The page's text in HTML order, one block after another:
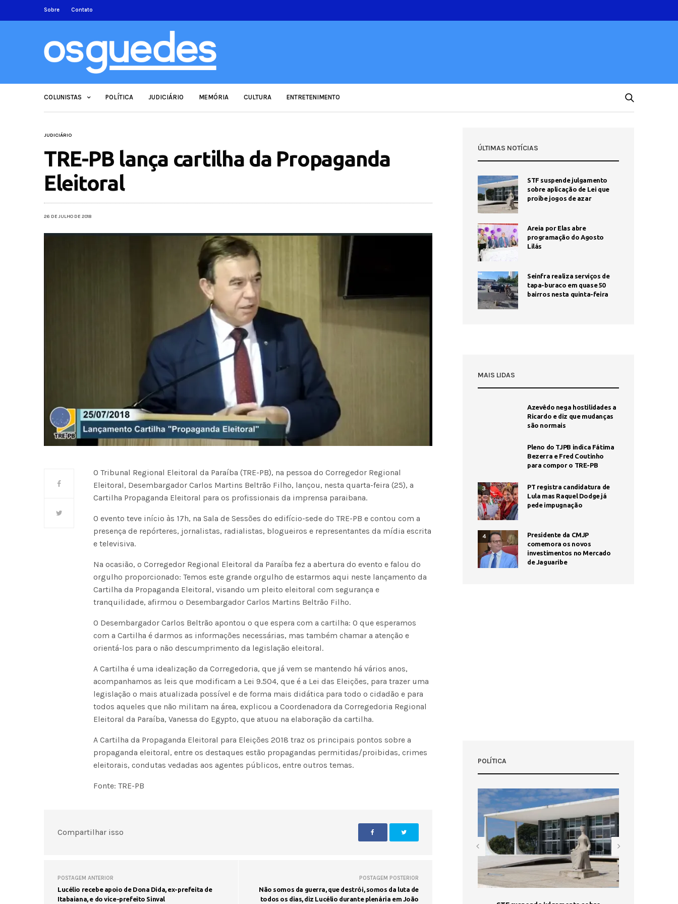
Sobre Contato
COLUNISTAS POLÍTICA JUDICIÁRIO MEMÓRIA CULTURA ENTRETENIMENTO
JUDICIÁRIO
TRE-PB lança cartilha da Propaganda
Eleitoral
26 DE JULHO DE 2018
O Tribunal Regional Eleitoral da Paraíba (TRE-PB), na pessoa do Corregedor Regional
Eleitoral, Desembargador Carlos Martins Beltrão Filho, lançou, nesta quarta-feira (25), a
Cartilha Propaganda Eleitoral para os profissionais da imprensa paraibana.
O evento teve início às 17h, na Sala de Sessões do edifício-sede do TRE-PB e contou com a
presença de repórteres, jornalistas, radialistas, blogueiros e representantes da mídia escrita
e televisiva.
Na ocasião, o Corregedor Regional Eleitoral da Paraíba fez a abertura do evento e falou do
orgulho proporcionado: Temos este grande orgulho de estarmos aqui neste lançamento da
Cartilha da Propaganda Eleitoral, visando um pleito eleitoral com segurança e
tranquilidade, afirmou o Desembargador Carlos Martins Beltrão Filho.
O Desembargador Carlos Beltrão apontou o que espera com a cartilha: O que esperamos
com a Cartilha é darmos as informações necessárias, mas também chamar a atenção e
orientá-los para o não descumprimento da legislação eleitoral.
A Cartilha é uma idealização da Corregedoria, que já vem se mantendo há vários anos,
acompanhamos as leis que modificam a Lei 9.504, que é a Lei das Eleições, para trazer uma
legislação o mais atualizada possível e de forma mais didática para todo o cidadão e para
todos aqueles que não militam na área, explicou a Coordenadora da Corregedoria Regional
Eleitoral da Paraíba, Vanessa do Egypto, que atuou na elaboração da cartilha.
A Cartilha da Propaganda Eleitoral para Eleições 2018 traz os principais pontos sobre a
propaganda eleitoral, entre os destaques estão propagandas permitidas/proibidas, crimes
eleitorais, condutas vedadas aos agentes públicos, entre outros temas.
Fonte: TRE-PB
Compartilhar isso
POSTAGEM ANTERIOR
Lucélio recebe apoio de Dona Dida, ex-prefeita de
Itabaiana, e do vice-prefeito Sinval
POSTAGEM POSTERIOR
Não somos da guerra, que destrói, somos da luta de
todos os dias, diz Lucélio durante plenária em João
ÚLTIMAS NOTÍCIAS
STF suspende julgamento
sobre aplicação de Lei que
proíbe jogos de azar
Areia por Elas abre
programação do Agosto
Lilás
Seinfra realiza serviços de
tapa-buraco em quase 50
bairros nesta quinta-feira
MAIS LIDAS
Azevêdo nega hostilidades a
Ricardo e diz que mudanças
são normais
Pleno do TJPB indica Fátima
Bezerra e Fred Coutinho
para compor o TRE-PB
3
PT registra candidatura de
Lula mas Raquel Dodge já
pede impugnação
4
Presidente da CMJP
comemora os novos
investimentos no Mercado
de Jaguaribe
POLÍTICA